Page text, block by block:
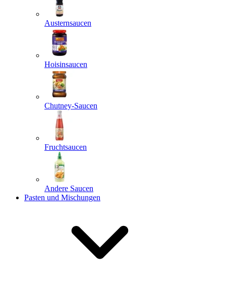
Austernsaucen
Hoisinsaucen
Chutney-Saucen
Fruchtsaucen
Andere Saucen
Pasten und Mischungen